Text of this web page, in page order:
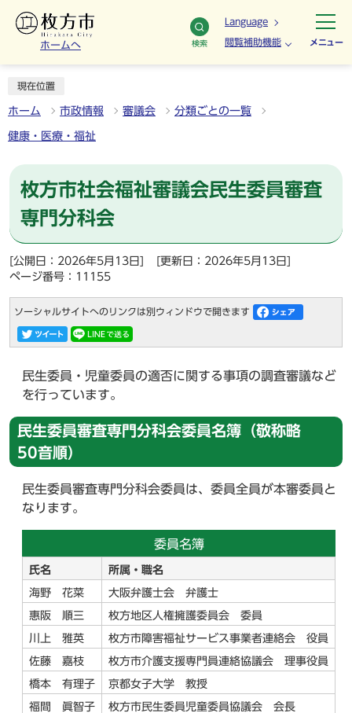
ホームへ 検索
Language
閲覧補助機能 メニュー
現在位置
ホーム 市政情報 審議会 分類ごとの一覧
健康・医療・福祉
枚方市社会福祉審議会民生委員審査
専門分科会
[公開日：2026年5月13日]
[更新日：2026年5月13日]
ページ番号：11155
ソーシャルサイトへのリンクは別ウィンドウで開きます
民生委員・児童委員の適否に関する事項の調査審議など
を行っています。
民生委員審査専門分科会委員名簿（敬称略
50音順）
民生委員審査専門分科会委員は、委員全員が本審委員と
なります。
委員名簿
氏名 所属・職名
海野 花菜 大阪弁護士会 弁護士
惠阪 順三 枚方地区人権擁護委員会 委員
川上 雅英 枚方市障害福祉サービス事業者連絡会 役員
佐藤 嘉枝 枚方市介護支援専門員連絡協議会 理事役員
橋本 有理子 京都女子大学 教授
福間 眞智子 枚方市民生委員児童委員協議会 会長